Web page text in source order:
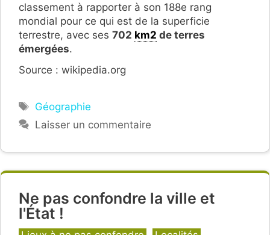
classement à rapporter à son 188e rang
mondial pour ce qui est de la superficie
terrestre, avec ses 702 km2 de terres
émergées.
Source : wikipedia.org
Étiquettes
Géographie
Laisser un commentaire
Ne pas confondre la ville et
l'État !